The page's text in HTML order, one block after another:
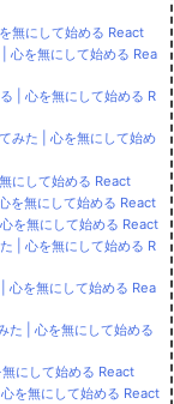
無にして始める React
を無にして始める Rea
| 心を無にして始める R
みた | 心を無にして始め
にして始める React
を無にして始める React
を無にして始める React
| 心を無にして始める R
を無にして始める Rea
| 心を無にして始める
にして始める React
を無にして始める React